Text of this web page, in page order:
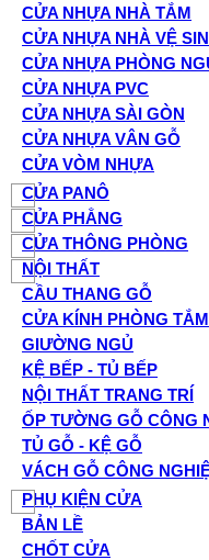
CỬA NHỰA NHÀ TẮM
CỬA NHỰA NHÀ VỆ
CỬA NHỰA PHÒNG
CỬA NHỰA PVC
CỬA NHỰA SÀI GÒN
CỬA NHỰA VÂN GỖ
CỬA VÒM NHỰA
CỬA PANÔ
CỬA PHẲNG
CỬA THÔNG PHÒNG
NỘI THẤT
CẦU THANG GỖ
CỬA KÍNH PHÒNG TẮM
GIƯỜNG NGỦ
KỆ BẾP - TỦ BẾP
NỘI THẤT TRANG TRÍ
ỐP TƯỜNG GỖ CÔNG
TỦ GỖ - KỆ GỖ
VÁCH GỖ CÔNG
PHỤ KIỆN CỬA
BẢN LỀ
CHỐT CỬA